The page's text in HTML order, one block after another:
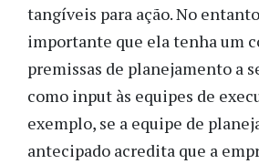
tangíveis para ação. No
importante que ela tenha um
premissas de planejamento a
como input às equipes de
exemplo, se a equipe de
antecipado acredita que a